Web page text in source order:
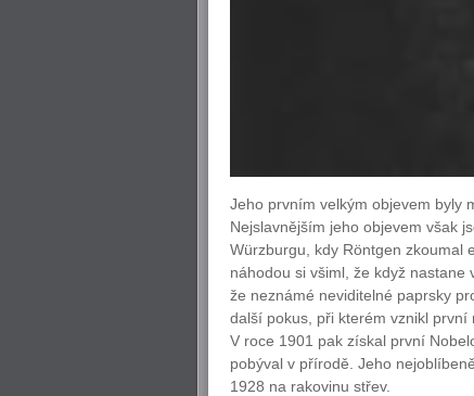
Jeho prvním velkým objevem byly
Nejslavnějším jeho objevem však
Würzburgu, kdy Röntgen zkoumal
náhodou si všiml, že když nastane
že neznámé neviditelné paprsky
další pokus, při kterém vznikl první
V roce 1901 pak získal první
pobýval v přírodě. Jeho
1928 na rakovinu střev.